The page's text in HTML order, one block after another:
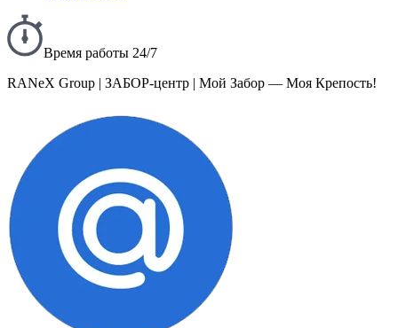
Время работы 24/7
RANeX Group | ЗАБОР-центр | Мой Забор — Моя Крепость!